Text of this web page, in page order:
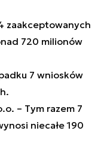
zaakceptowanych
720 milionów
7 wniosków
– Tym razem 7
niecałe 190